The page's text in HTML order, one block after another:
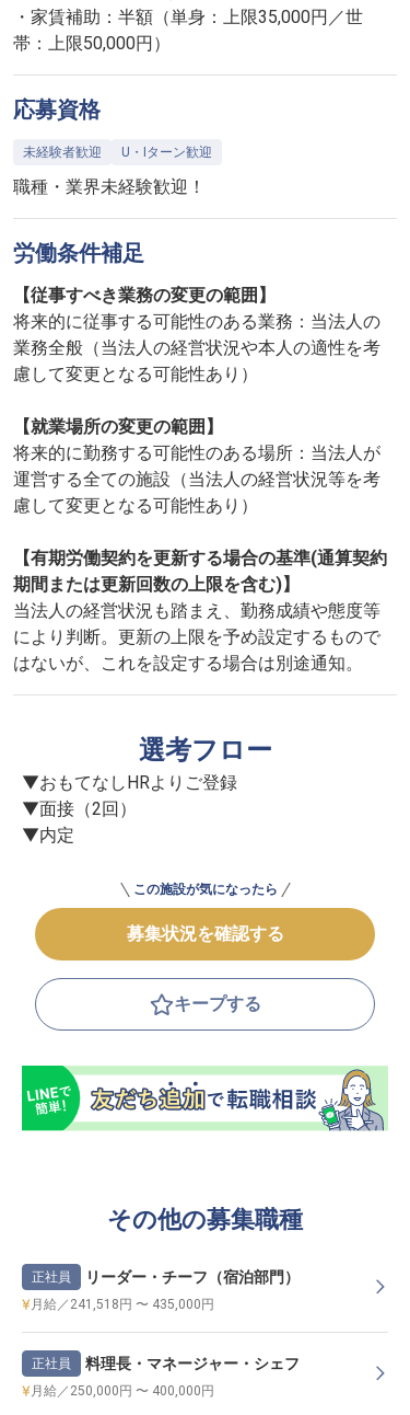
・家賃補助：半額（単身：上限35,000円／世
帯：上限50,000円）
応募資格
未経験者歓迎 U・Iターン歓迎
職種・業界未経験歓迎！
労働条件補足
【従事すべき業務の変更の範囲】
将来的に従事する可能性のある業務：当法人の
業務全般（当法人の経営状況や本人の適性を考
慮して変更となる可能性あり）
【就業場所の変更の範囲】
将来的に勤務する可能性のある場所：当法人が
運営する全ての施設（当法人の経営状況等を考
慮して変更となる可能性あり）
【有期労働契約を更新する場合の基準(通算契約
期間または更新回数の上限を含む)】
当法人の経営状況も踏まえ、勤務成績や態度等
により判断。更新の上限を予め設定するもので
はないが、これを設定する場合は別途通知。
選考フロー
▼おもてなしHRよりご登録
▼面接（2回）
▼内定
この施設が気になったら
募集状況を確認する
キープする
その他の募集職種
正社員 リーダー・チーフ（宿泊部門）
月給／241,518円 〜 435,000円
正社員 料理長・マネージャー・シェフ
月給／250,000円 〜 400,000円